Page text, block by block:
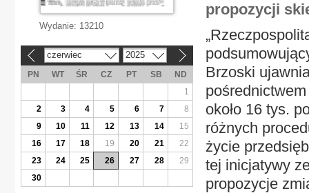
propozycji
Brzoski
około 16 tys.
różnych
życie
tej inicjatywy
propozycje
Wydanie: 13210
czerwiec 2025
PN WT ŚR CZ PT SB
ND
1
2
3 4 5 6 7
8
9
10 11 12 13 14
15
16
17 18 19 20 21
22
23
24 25 26 27 28
29
30